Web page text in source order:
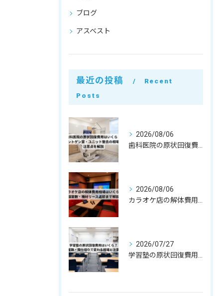
ブログ
アスベスト
最近の投稿
Recent
Posts
2026/08/06
2026/08/06
2026/07/27